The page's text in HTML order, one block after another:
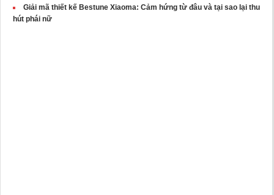
Giải mã thiết kế Bestune Xiaoma: Cảm hứng từ đâu và tại sao lại thu
hút phái nữ